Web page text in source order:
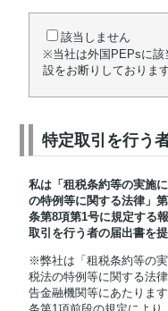
該当しません
※当社は外国PEPsに該
設をお断りしております
特定取引を行う
私は「租税条約等の実施
の特例等に関する法律」
条第8項第1号に規定する
取引を行う者の届出書を提
※弊社は「租税条約等の
税法の特例等に関する法
告金融機関等にあたりま